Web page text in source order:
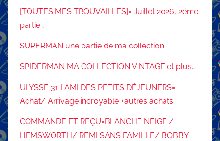
[TOUTES MES TROUVAILLES]= Juillet 2026, 2éme
partie…
SUPERMAN une partie de ma collection
SPIDERMAN MA COLLECTION VINTAGE et plus…
ULYSSE 31 L’AMI DES PETITS DÉJEUNERS=
Achat/ Arrivage incroyable +autres achats
COMMANDE ET REÇU=BLANCHE NEIGE /
HEMSWORTH/ REMI SANS FAMILLE/ BOBBY